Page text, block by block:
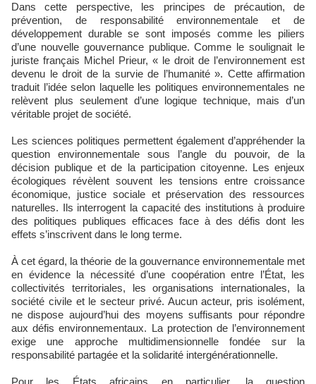
Dans cette perspective, les principes de précaution, de
prévention, de responsabilité environnementale et de
développement durable se sont imposés comme les piliers
d’une nouvelle gouvernance publique. Comme le soulignait le
juriste français Michel Prieur, « le droit de l’environnement est
devenu le droit de la survie de l’humanité ». Cette affirmation
traduit l’idée selon laquelle les politiques environnementales ne
relèvent plus seulement d’une logique technique, mais d’un
véritable projet de société.
Les sciences politiques permettent également d’appréhender la
question environnementale sous l’angle du pouvoir, de la
décision publique et de la participation citoyenne. Les enjeux
écologiques révèlent souvent les tensions entre croissance
économique, justice sociale et préservation des ressources
naturelles. Ils interrogent la capacité des institutions à produire
des politiques publiques efficaces face à des défis dont les
effets s’inscrivent dans le long terme.
À cet égard, la théorie de la gouvernance environnementale met
en évidence la nécessité d’une coopération entre l’État, les
collectivités territoriales, les organisations internationales, la
société civile et le secteur privé. Aucun acteur, pris isolément,
ne dispose aujourd’hui des moyens suffisants pour répondre
aux défis environnementaux. La protection de l’environnement
exige une approche multidimensionnelle fondée sur la
responsabilité partagée et la solidarité intergénérationnelle.